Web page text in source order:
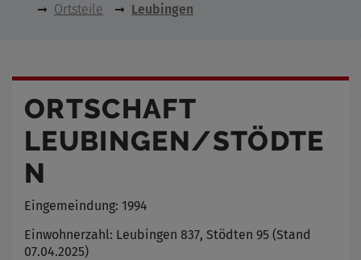
Ortsteile
Leubingen
ORTSCHAFT
LEUBINGEN/STÖDTE
N
Eingemeindung: 1994
Einwohnerzahl: Leubingen 837, Stödten 95 (Stand
07.04.2025)